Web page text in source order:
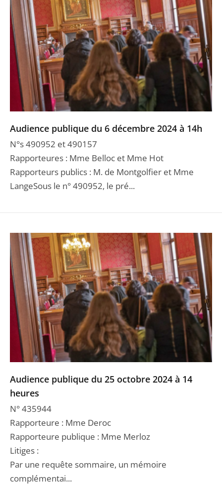
Audience publique du 6 décembre 2024 à 14h
N°s 490952 et 490157
Rapporteures : Mme Belloc et Mme Hot
Rapporteurs publics : M. de Montgolfier et Mme
LangeSous le n° 490952, le pré...
Audience publique du 25 octobre 2024 à 14
heures
N° 435944
Rapporteure : Mme Deroc
Rapporteure publique : Mme Merloz
Litiges :
Par une requête sommaire, un mémoire
complémentai...